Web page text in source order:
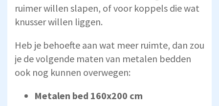
ruimer willen slapen, of voor koppels die wat
knusser willen liggen.
Heb je behoefte aan wat meer ruimte, dan zou
je de volgende maten van metalen bedden
ook nog kunnen overwegen:
Metalen bed 160x200 cm